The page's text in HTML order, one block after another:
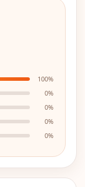
100%
0%
0%
0%
0%